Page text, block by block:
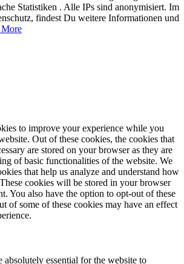
Statistiken . Alle IPs sind anonymisiert. Im
findest Du weitere Informationen und
More
to improve your experience while you
Out of these cookies, the cookies that
are stored on your browser as they are
of basic functionalities of the website. We
that help us analyze and understand how
cookies will be stored in your browser
You also have the option to opt-out of these
of some of these cookies may have an effect
absolutely essential for the website to